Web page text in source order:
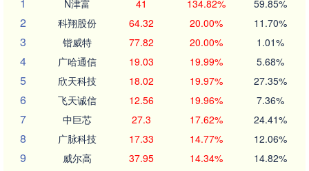
N津富 41 134.82% 59.85%
2 科翔股份 64.32 20.00% 11.70%
3 锴威特 77.82 20.00% 1.01%
4 广哈通信 19.03 19.99% 5.68%
5 欣天科技 18.02 19.97% 27.35%
6 飞天诚信 12.56 19.96% 7.36%
7 中巨芯 27.3 17.62% 24.41%
8 广脉科技 17.33 14.77% 12.06%
9 威尔高 37.95 14.34% 14.82%